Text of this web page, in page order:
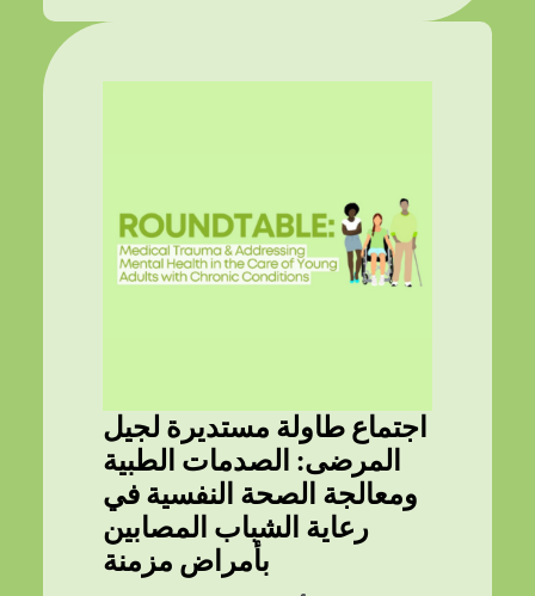
اجتماع طاولة مستديرة لجيل
المرضى: الصدمات الطبية
ومعالجة الصحة النفسية في
رعاية الشباب المصابين
بأمراض مزمنة